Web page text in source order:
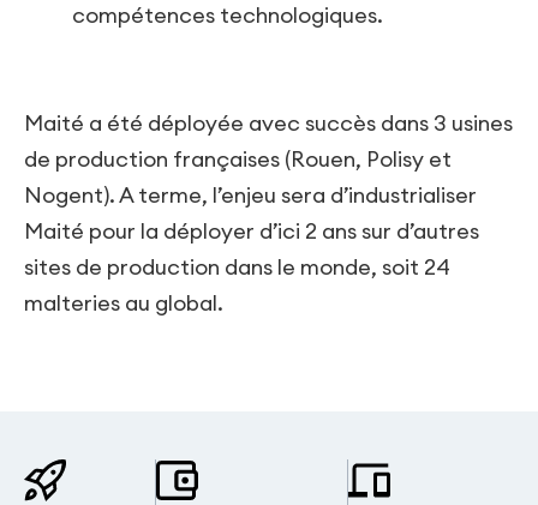
compétences technologiques.
Maité a été déployée avec succès dans 3 usines
de production françaises (Rouen, Polisy et
Nogent). A terme, l’enjeu sera d’industrialiser
Maité pour la déployer d’ici 2 ans sur d’autres
sites de production dans le monde, soit 24
malteries au global.